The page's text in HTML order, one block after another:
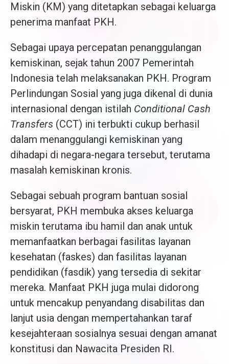
Miskin (KM) yang ditetapkan sebagai keluarga
penerima manfaat PKH.
Sebagai upaya percepatan penanggulangan
kemiskinan, sejak tahun 2007 Pemerintah
Indonesia telah melaksanakan PKH. Program
Perlindungan Sosial yang juga dikenal di dunia
internasional dengan istilah Conditional Cash
Transfers (CCT) ini terbukti cukup berhasil
dalam menanggulangi kemiskinan yang
dihadapi di negara-negara tersebut, terutama
masalah kemiskinan kronis.
Sebagai sebuah program bantuan sosial
bersyarat, PKH membuka akses keluarga
miskin terutama ibu hamil dan anak untuk
memanfaatkan berbagai fasilitas layanan
kesehatan (faskes) dan fasilitas layanan
pendidikan (fasdik) yang tersedia di sekitar
mereka. Manfaat PKH juga mulai didorong
untuk mencakup penyandang disabilitas dan
lanjut usia dengan mempertahankan taraf
kesejahteraan sosialnya sesuai dengan amanat
konstitusi dan Nawacita Presiden RI.